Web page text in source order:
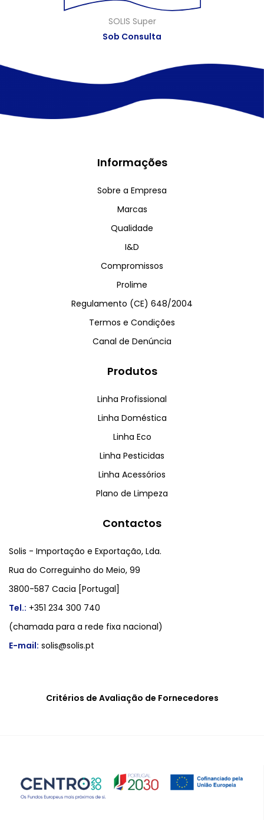
SOLIS Super
Sob Consulta
Informações
Sobre a Empresa
Marcas
Qualidade
I&D
Compromissos
Prolime
Regulamento (CE) 648/2004
Termos e Condições
Canal de Denúncia
Produtos
Linha Profissional
Linha Doméstica
Linha Eco
Linha Pesticidas
Linha Acessórios
Plano de Limpeza
Contactos
Solis - Importação e Exportação, Lda.
Rua do Correguinho do Meio, 99
3800-587 Cacia [Portugal]
Tel.: +351 234 300 740
(chamada para a rede fixa nacional)
E-mail: solis@solis.pt
Critérios de Avaliação de Fornecedores